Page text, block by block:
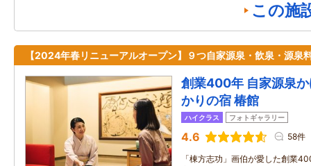
この施
【2024年春リニューアルオープン】９つ自家源泉・飲泉・源泉
創業400年 自家源泉
かりの宿 椿館
ハイクラス フォトギャラリー
4.6 58件
「棟方志功」画伯が愛した創業